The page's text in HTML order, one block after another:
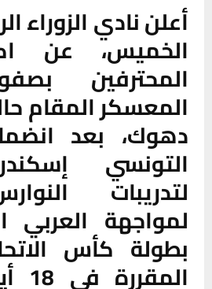
أعلن نادي الزوراء
الخميس، عن
المحترفين
المعسكر المقام
دهوك، بعد
التونسي
لتدريبات
لمواجهة العربي
بطولة كأس